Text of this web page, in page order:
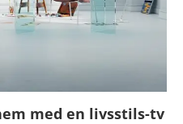
med en livsstils-tv